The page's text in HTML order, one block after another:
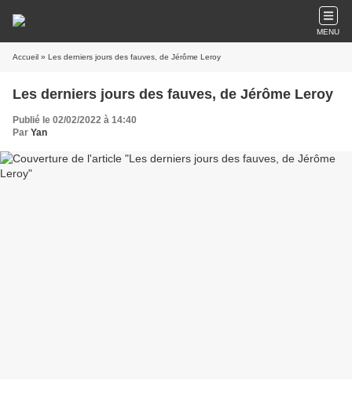
MENU
Accueil » Les derniers jours des fauves, de Jérôme Leroy
Les derniers jours des fauves, de Jérôme Leroy
Publié le 02/02/2022 à 14:40
Par Yan